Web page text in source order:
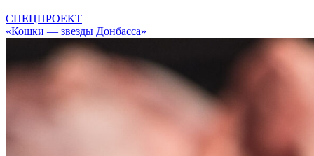
СПЕЦПРОЕКТ
«Кошки — звезды Донбасса»